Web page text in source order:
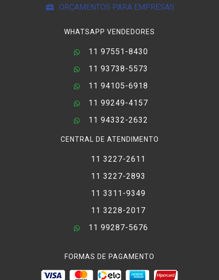
ORÇAMENTOS PARA EMPRESAS
WHATSAPP VENDEDORES
11 97551-8430
11 93738-5573
11 94105-6918
11 99249-4157
11 94332-2632
CENTRAL DE ATENDIMENTO
11 3227-2611
11 3227-2893
11 3311-9349
11 3228-2017
11 99287-5676
FORMAS DE PAGAMENTO